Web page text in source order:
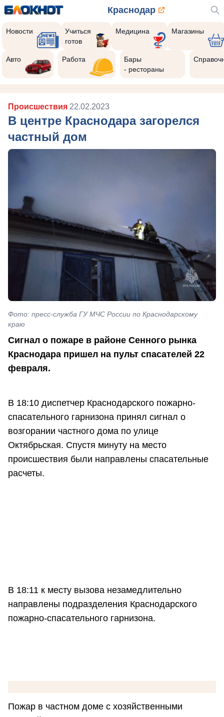
Краснодар
Новости
Учиться
готов
Медицина Магазины
Авто Работа
Бары
- рестораны
Происшествия 22.02.2023
В центре Краснодара загорелся
частный дом
Фото: пресс-служба ГУ МЧС России по Краснодарскому
краю
Сигнал о пожаре в районе Сенного рынка
Краснодара пришел на пульт спасателей 22
февраля.
В 18:10 диспетчер Краснодарского пожарно-
спасательного гарнизона принял сигнал о
возгорании частного дома по улице
Октябрьская. Спустя минуту на место
происшествия были направлены спасательные
расчеты.
В 18:11 к месту вызова незамедлительно
направлены подразделения Краснодарского
пожарно-спасательного гарнизона.
Пожар в частном доме с хозяйственными
Реклама закроется через: